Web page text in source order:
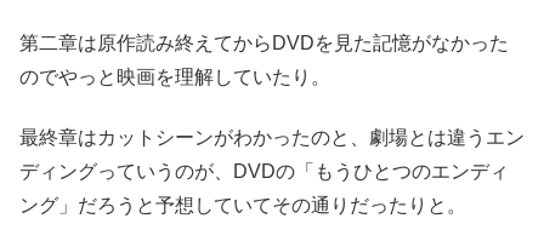
第二章は原作読み終えてからDVDを見た記憶がなかった
のでやっと映画を理解していたり。
最終章はカットシーンがわかったのと、劇場とは違うエン
ディングっていうのが、DVDの「もうひとつのエンディ
ング」だろうと予想していてその通りだったりと。